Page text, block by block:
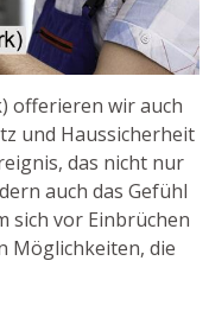
offerieren wir auch
und Haussicherheit
das nicht nur
auch das Gefühl
sich vor Einbrüchen
Möglichkeiten, die